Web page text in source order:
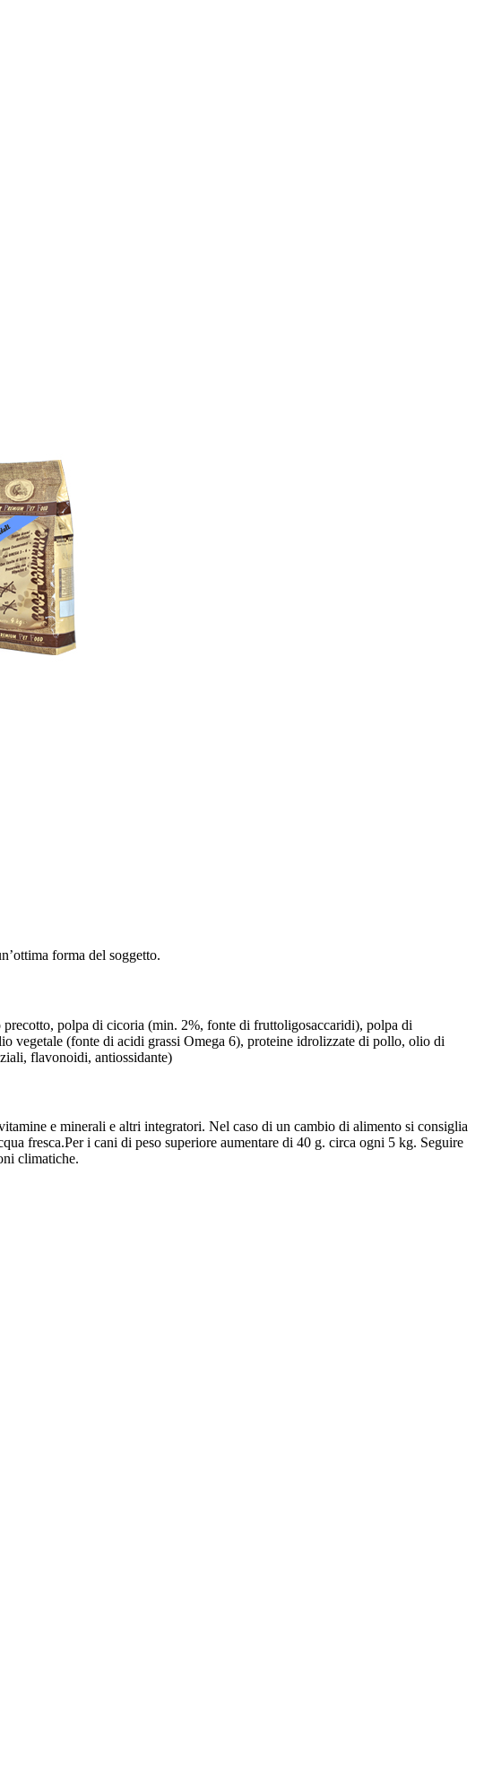
forma del soggetto.
polpa di cicoria (min. 2%, fonte di fruttoligosaccaridi), polpa di
vegetale (fonte di acidi grassi Omega 6), proteine idrolizzate di pollo, olio di
flavonoidi, antiossidante)
e minerali e altri integratori. Nel caso di un cambio di alimento si consiglia
fresca.Per i cani di peso superiore aumentare di 40 g. circa ogni 5 kg. Seguire
climatiche.